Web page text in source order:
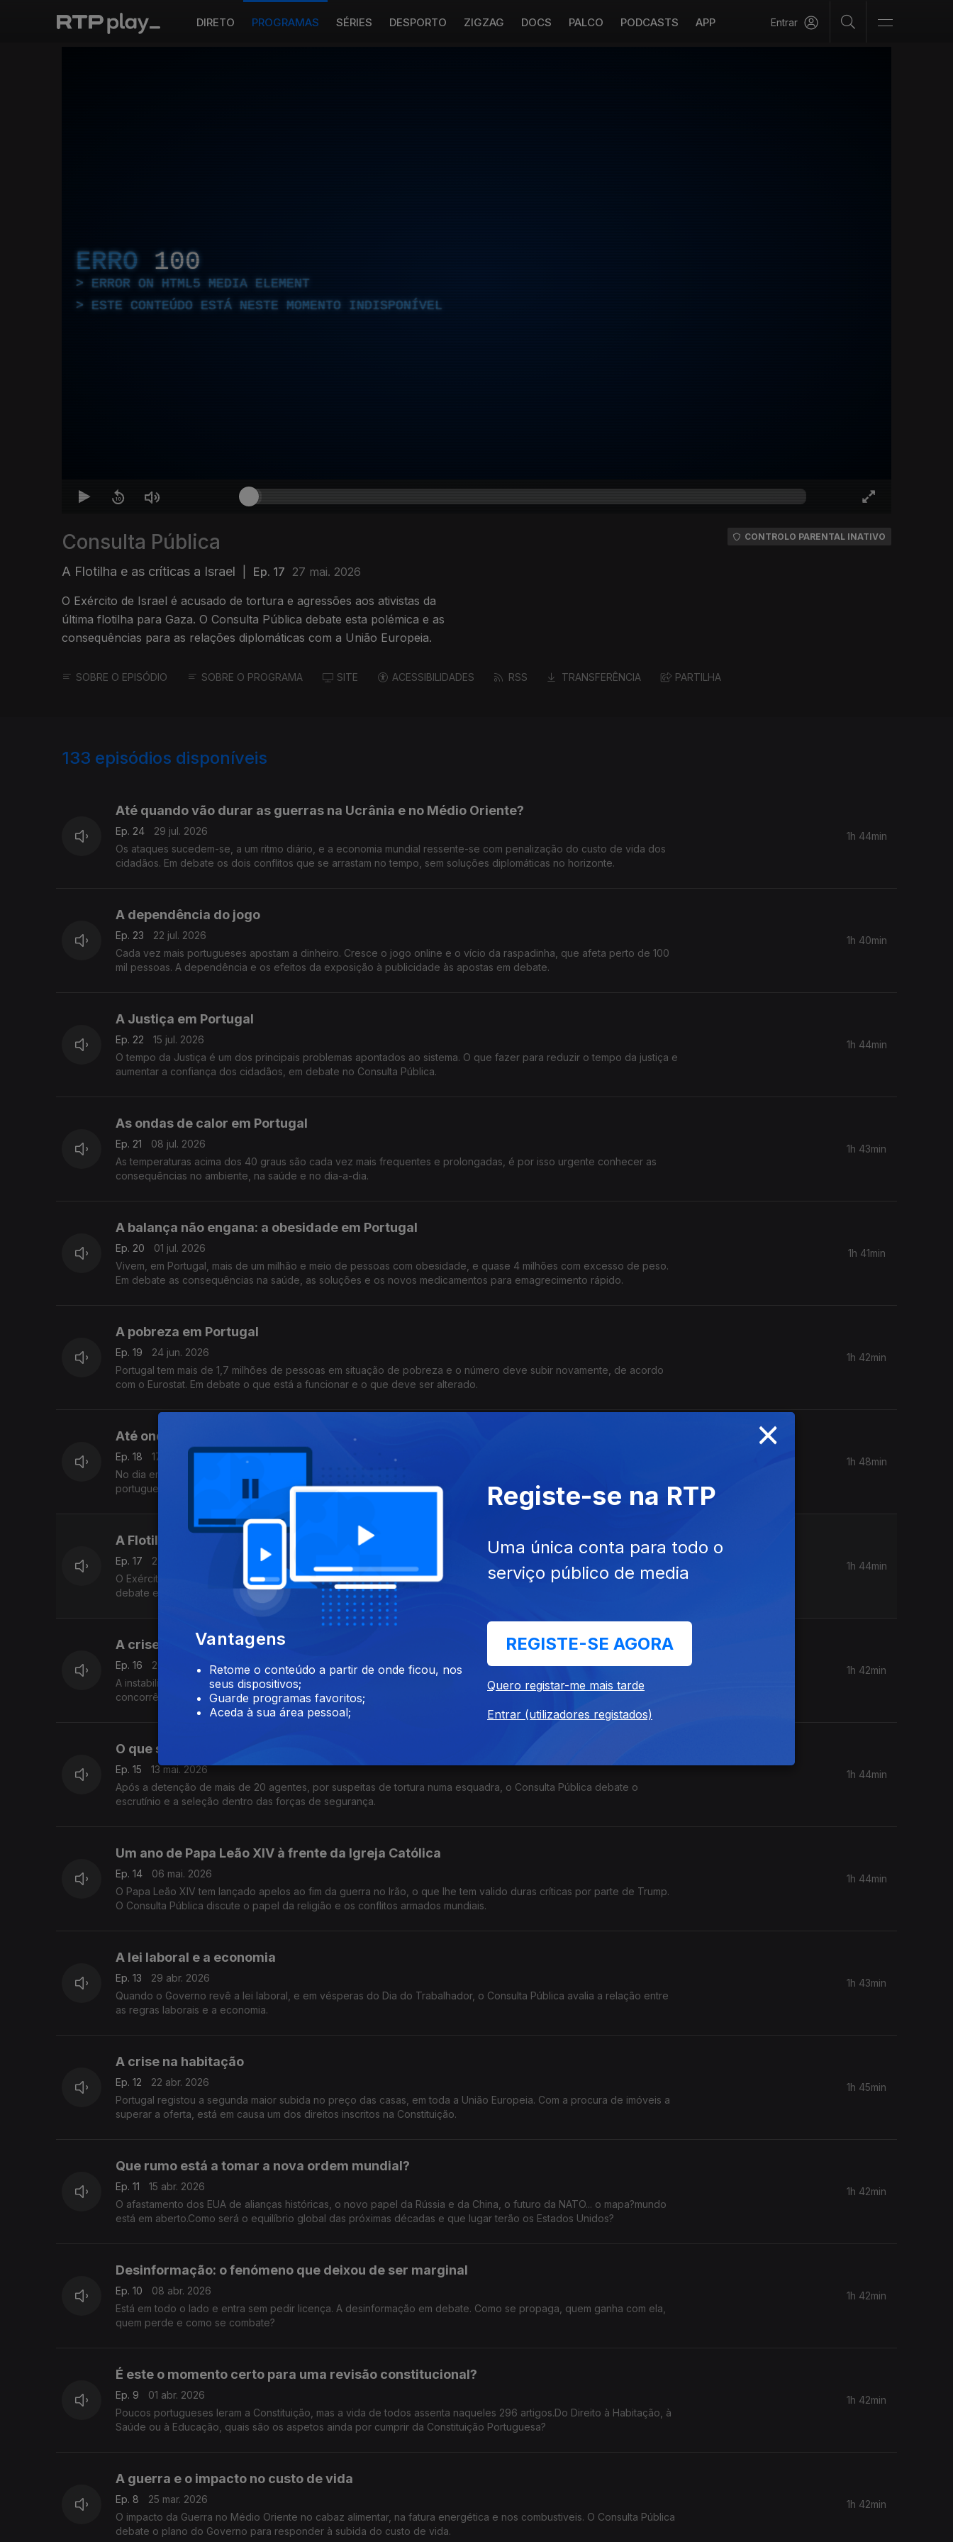
DIRETO PROGRAMAS SÉRIES DESPORTO ZIGZAG DOCS PALCO PODCASTS APP Entrar
ERRO 100
ERROR ON HTML5 MEDIA ELEMENT
ESTE CONTEÚDO ESTÁ NESTE MOMENTO INDISPONÍVEL
Consulta Pública
A Flotilha e as críticas a Israel Ep. 17 27 mai. 2026
O Exército de Israel é acusado de tortura e agressões aos ativistas da
última flotilha para Gaza. O Consulta Pública debate esta polémica e as
consequências para as relações diplomáticas com a União Europeia.
CONTROLO PARENTAL INATIVO
SOBRE O EPISÓDIO SOBRE O PROGRAMA SITE ACESSIBILIDADES RSS TRANSFERÊNCIA PARTILHA
133 episódios disponíveis
Até quando vão durar as guerras na Ucrânia e no Médio Oriente?
Ep. 24
29 jul. 2026
Os ataques sucedem-se, a um ritmo diário, e a economia mundial ressente-se com penalização do custo de vida dos
cidadãos. Em debate os dois conflitos que se arrastam no tempo, sem soluções diplomáticas no horizonte.
1h 44min
A dependência do jogo
Ep. 23
22 jul. 2026
Cada vez mais portugueses apostam a dinheiro. Cresce o jogo online e o vício da raspadinha, que afeta perto de 100
mil pessoas. A dependência e os efeitos da exposição à publicidade às apostas em debate.
1h 40min
A Justiça em Portugal
Ep. 22
15 jul. 2026
O tempo da Justiça é um dos principais problemas apontados ao sistema. O que fazer para reduzir o tempo da justiça e
aumentar a confiança dos cidadãos, em debate no Consulta Pública.
1h 44min
As ondas de calor em Portugal
Ep. 21
08 jul. 2026
As temperaturas acima dos 40 graus são cada vez mais frequentes e prolongadas, é por isso urgente conhecer as
consequências no ambiente, na saúde e no dia-a-dia.
1h 43min
A balança não engana: a obesidade em Portugal
Ep. 20
01 jul. 2026
Vivem, em Portugal, mais de um milhão e meio de pessoas com obesidade, e quase 4 milhões com excesso de peso.
Em debate as consequências na saúde, as soluções e os novos medicamentos para emagrecimento rápido.
1h 41min
A pobreza em Portugal
Ep. 19
24 jun. 2026
Portugal tem mais de 1,7 milhões de pessoas em situação de pobreza e o número deve subir novamente, de acordo
com o Eurostat. Em debate o que está a funcionar e o que deve ser alterado.
1h 42min
Até onde vai Portugal no Mundial de Futebol?
Ep. 18
17 jun. 2026
No dia em que Portugal se estreia no Mundial de Futebol, a expectativa é elevada e a pressão sobre os jogadores
portugueses também. O trajecto da seleção nacional nas últimas décadas em debate no Consulta Pública.
1h 48min
A Flotilha e as críticas a Israel
Ep. 17
27 mai. 2026
O Exército de Israel é acusado de tortura e agressões aos ativistas da última flotilha para Gaza. O Consulta Pública
debate esta polémica e as consequências para as relações diplomáticas com a União Europeia.
1h 44min
A crise na Indústria Automóvel
Ep. 16
20 mai. 2026
A instabilidade geopolítica e a crise nos combustíveis preocupam a indústria automóvel. Em debate fatores como a
concorrência chinesa e a carga fiscal em Portugal que é uma das mais elevadas da Europa.
1h 42min
O que se passa e quem passa pelas forças de segurança?
Ep. 15
13 mai. 2026
Após a detenção de mais de 20 agentes, por suspeitas de tortura numa esquadra, o Consulta Pública debate o
escrutínio e a seleção dentro das forças de segurança.
1h 44min
Um ano de Papa Leão XIV à frente da Igreja Católica
Ep. 14
06 mai. 2026
O Papa Leão XIV tem lançado apelos ao fim da guerra no Irão, o que lhe tem valido duras críticas por parte de Trump.
O Consulta Pública discute o papel da religião e os conflitos armados mundiais.
1h 44min
A lei laboral e a economia
Ep. 13
29 abr. 2026
Quando o Governo revê a lei laboral, e em vésperas do Dia do Trabalhador, o Consulta Pública avalia a relação entre
as regras laborais e a economia.
1h 43min
A crise na habitação
Ep. 12
22 abr. 2026
Portugal registou a segunda maior subida no preço das casas, em toda a União Europeia. Com a procura de imóveis a
superar a oferta, está em causa um dos direitos inscritos na Constituição.
1h 45min
Que rumo está a tomar a nova ordem mundial?
Ep. 11
15 abr. 2026
O afastamento dos EUA de alianças históricas, o novo papel da Rússia e da China, o futuro da NATO... o mapa?mundo
está em aberto.Como será o equilíbrio global das próximas décadas e que lugar terão os Estados Unidos?
1h 42min
Desinformação: o fenómeno que deixou de ser marginal
Ep. 10
08 abr. 2026
Está em todo o lado e entra sem pedir licença. A desinformação em debate. Como se propaga, quem ganha com ela,
quem perde e como se combate?
1h 42min
É este o momento certo para uma revisão constitucional?
Ep. 9
01 abr. 2026
Poucos portugueses leram a Constituição, mas a vida de todos assenta naqueles 296 artigos.Do Direito à Habitação, à
Saúde ou à Educação, quais são os aspetos ainda por cumprir da Constituição Portuguesa?
1h 42min
A guerra e o impacto no custo de vida
Ep. 8
25 mar. 2026
O impacto da Guerra no Médio Oriente no cabaz alimentar, na fatura energética e nos combustiveis. O Consulta Pública
debate o plano do Governo para responder à subida do custo de vida.
1h 42min
×
Vantagens
Retome o conteúdo a partir de onde ficou, nos
seus dispositivos;
Guarde programas favoritos;
Aceda à sua área pessoal;
Registe-se na RTP
Uma única conta para todo o
serviço público de media
REGISTE-SE AGORA
Quero registar-me mais tarde
Entrar (utilizadores registados)